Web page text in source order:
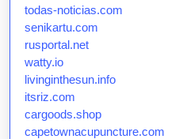
todas-noticias.com
senikartu.com
rusportal.net
watty.io
livinginthesun.info
itsriz.com
cargoods.shop
capetownacupuncture.com